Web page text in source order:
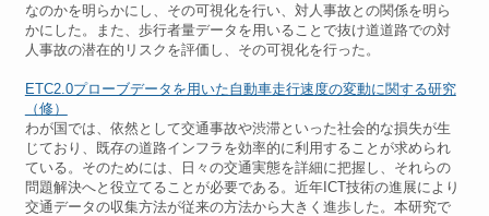
なのかを明らかにし、その可視化を行い、対人事故との関係を明ら
かにした。また、歩行者量データを用いることで抜け道道路での対
人事故の潜在的リスクを評価し、その可視化を行った。
ETC2.0プローブデータを用いた自動車走行速度の変動に関する研究
（修）
わが国では、依然として交通事故や渋滞といった社会的な損失が生
じており、既存の道路インフラを効率的に利用することが求められ
ている。そのためには、日々の交通実態を詳細に把握し、それらの
問題解決へと役立てることが必要である。近年ICT技術の進展により
交通データの収集方法が従来の方法から大きく進歩した。本研究で